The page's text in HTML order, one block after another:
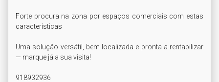
Forte procura na zona por espaços comerciais com estas
características
Uma solução versátil, bem localizada e pronta a rentabilizar
— marque já a sua visita!
918932936